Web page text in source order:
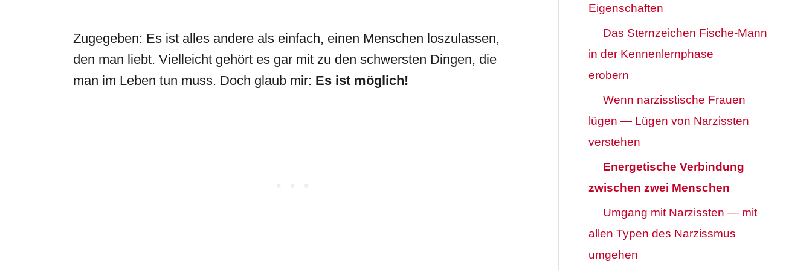
Zugegeben: Es ist alles andere als einfach, einen Menschen loszulassen,
den man liebt. Vielleicht gehört es gar mit zu den schwersten Dingen, die
man im Leben tun muss. Doch glaub mir: Es ist möglich!
Eigenschaften
Das Sternzeichen Fische-Mann
in der Kennenlernphase
erobern
Wenn narzisstische Frauen
lügen — Lügen von Narzissten
verstehen
Energetische Verbindung
zwischen zwei Menschen
Umgang mit Narzissten — mit
allen Typen des Narzissmus
umgehen